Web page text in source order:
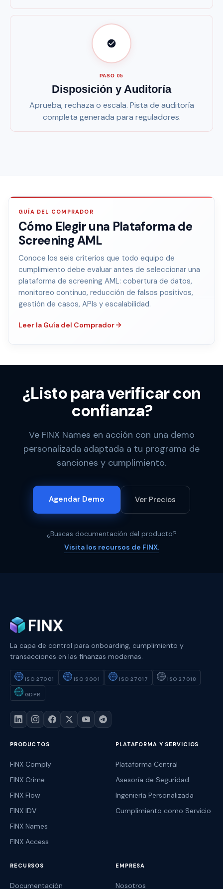
PASO 05
Disposición y Auditoría
Aprueba, rechaza o escala. Pista de auditoría
completa generada para reguladores.
GUÍA DEL COMPRADOR
Cómo Elegir una Plataforma de
Screening AML
Conoce los seis criterios que todo equipo de
cumplimiento debe evaluar antes de seleccionar una
plataforma de screening AML: cobertura de datos,
monitoreo continuo, reducción de falsos positivos,
gestión de casos, APIs y escalabilidad.
Leer la Guía del Comprador
¿Listo para verificar con
confianza?
Ve FINX Names en acción con una demo
personalizada adaptada a tu programa de
sanciones y cumplimiento.
Agendar Demo Ver Precios
¿Buscas documentación del producto?
Visita los recursos de FINX.
La capa de control para onboarding, cumplimiento y
transacciones en las finanzas modernas.
ISO
27001
ISO 27001
ISO
9001
ISO 9001
ISO
27017
ISO 27017
ISO
27018
ISO 27018
GDPR GDPR
PRODUCTOS
FINX Comply
FINX Crime
FINX Flow
FINX IDV
FINX Names
FINX Access
PLATAFORMA Y SERVICIOS
Plataforma Central
Asesoría de Seguridad
Ingeniería Personalizada
Cumplimiento como Servicio
RECURSOS
Documentación
EMPRESA
Nosotros